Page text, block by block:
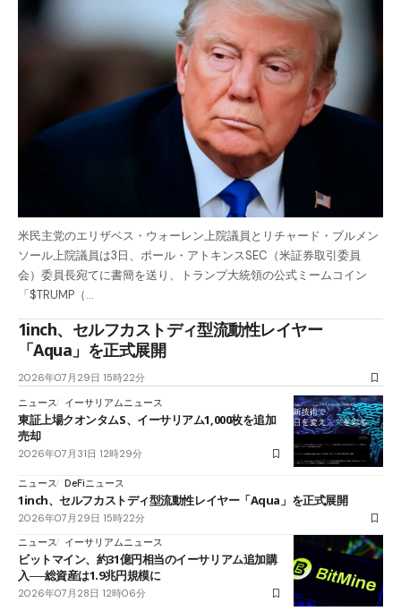
米民主党のエリザベス・ウォーレン上院議員とリチャード・ブルメン
ソール上院議員は3日、ポール・アトキンスSEC（米証券取引委員
会）委員長宛てに書簡を送り、トランプ大統領の公式ミームコイン
「$TRUMP（…
1inch、セルフカストディ型流動性レイヤー
「Aqua」を正式展開
2026年07月29日 15時22分
ニュース
イーサリアムニュース
東証上場クオンタムS、イーサリアム1,000枚を追加
売却
2026年07月31日 12時29分
ニュース DeFiニュース
1inch、セルフカストディ型流動性レイヤー「Aqua」を正式展開
2026年07月29日 15時22分
ニュース
イーサリアムニュース
ビットマイン、約31億円相当のイーサリアム追加購
入──総資産は1.9兆円規模に
2026年07月28日 12時06分